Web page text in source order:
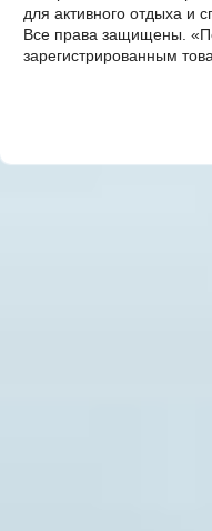
для активного отдыха и
Все права защищены.
зарегистрированным